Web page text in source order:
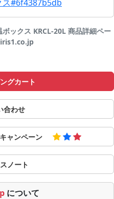
ス#6f4387b5db
ックス KRCL-20L 商品詳細ペー
グカート
合わせ
ャンペーン
ノート
について